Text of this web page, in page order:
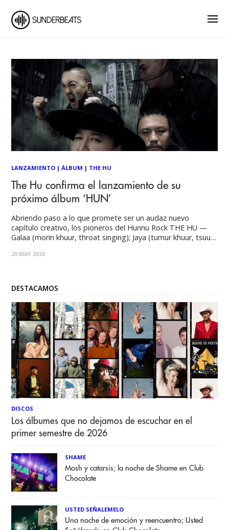
LANZAMIENTO |ÁLBUM | THE HU
The Hu confirma el lanzamiento de su
próximo álbum ‘HUN’
Abriendo paso a lo que promete ser un audaz nuevo
capítulo creativo, los pioneros del Hunnu Rock THE HU —
Galaa (morin khuur, throat singing); Jaya (tumur khuur, tsuur,
Temka (tovshuur, throat singing) — anuncian
20 MAY 2026
DESTACAMOS
DISCOS
Los álbumes que no dejamos de escuchar en el
primer semestre de 2026
SHAME
Mosh y catarsis; la noche de Shame en Club
Chocolate
USTED SEÑALEMELO
Una noche de emoción y reencuentro; Usted